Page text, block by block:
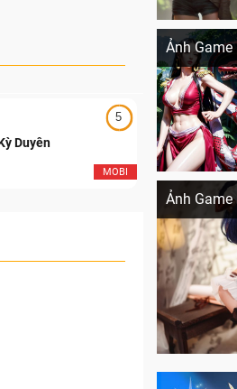
5
MOBI
Duyên
Ảnh Game
Khi AI
Ảnh Game
Cosplay